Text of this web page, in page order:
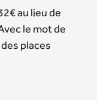
au lieu de
le mot de
places